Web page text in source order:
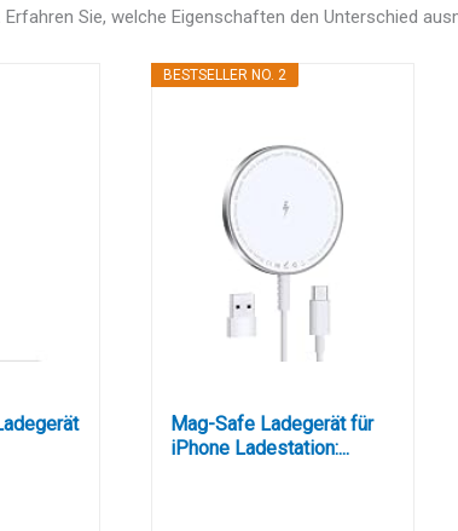
Erfahren Sie, welche Eigenschaften den Unterschied
BESTSELLER NO. 2
Mag-Safe Ladegerät für
iPhone Ladestation:...